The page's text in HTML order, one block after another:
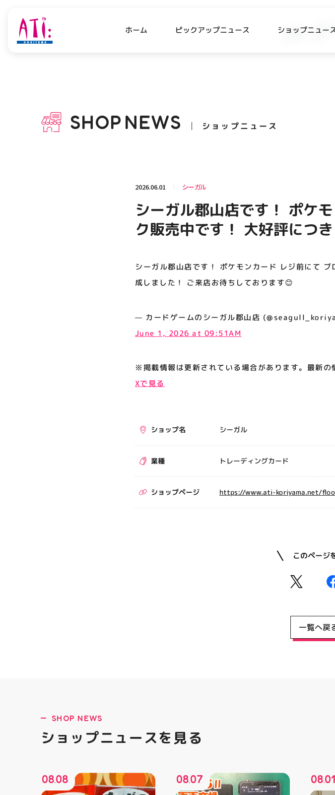
ホーム ピックアップニュース ショップニュー
テナント出店募集
催事出店募集
SHOP NEWS ショップニュース
2026.06.01 シーガル
シーガル郡山店です！ ポケ
ク販売中です！ 大好評につ
シーガル郡山店です！ ポケモンカード レジ前にて
成しました！ ご来店お待ちしております😊
— カードゲームのシーガル郡山店
June 1, 2026 at 09:51AM
※掲載情報は更新されている場合があります。最新の
Xで見る
ショップ名 シーガル
業種 トレーディングカード
ショップページ https://www.ati-koriyama.net/
このページ
一覧へ戻
SHOP NEWS
ショップニュースを見る
08.08 08.07 08.01